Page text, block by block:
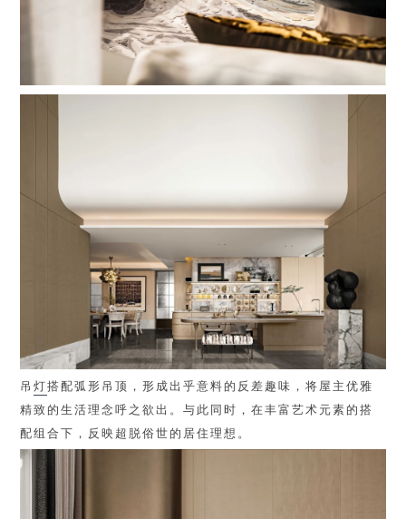
吊 灯搭配弧形吊顶，形成出乎意料的反差趣味，将屋主优雅
精致的生活理念呼之欲出。与此同时，在丰富艺术元素的搭
配组合下，反映超脱俗世的居住理想。